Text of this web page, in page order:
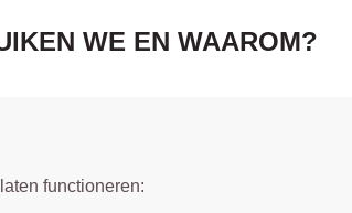
WE EN WAAROM?
functioneren: